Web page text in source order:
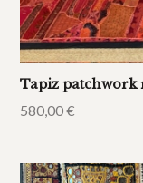
Tapiz patchwork
580,00€